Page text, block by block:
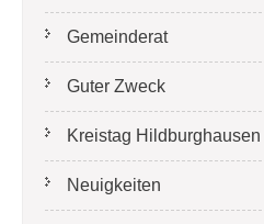
Gemeinderat
Guter Zweck
Kreistag Hildburghausen
Neuigkeiten